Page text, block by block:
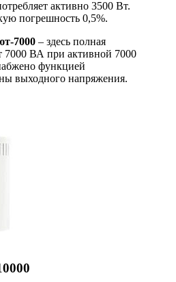
активно 3500 Вт.
погрешность 0,5%.
7000 – здесь полная
7000 ВА при активной 7000
функцией
выходного напряжения.